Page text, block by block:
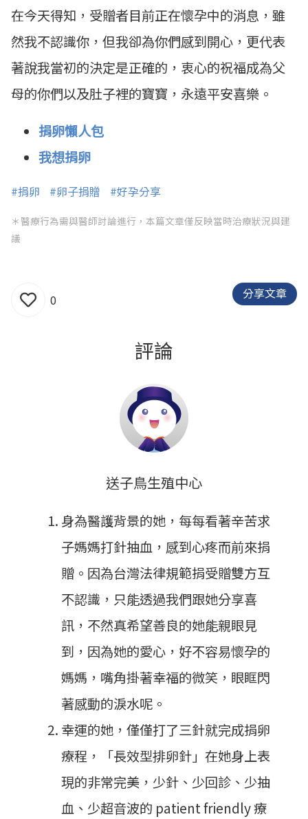
在今天得知，受贈者目前正在懷孕中的消息，雖
然我不認識你，但我卻為你們感到開心，更代表
著說我當初的決定是正確的，衷心的祝福成為父
母的你們以及肚子裡的寶寶，永遠平安喜樂。
捐卵懶人包
我想捐卵
#捐卵 #卵子捐贈 #好孕分享
＊醫療行為需與醫師討論進行，本篇文章僅反映當時治療狀況與建
議
0 分享文章
評論
送子鳥生殖中心
身為醫護背景的她，每每看著辛苦求
子媽媽打針抽血，感到心疼而前來捐
贈。因為台灣法律規範捐受贈雙方互
不認識，只能透過我們跟她分享喜
訊，不然真希望善良的她能親眼見
到，因為她的愛心，好不容易懷孕的
媽媽，嘴角掛著幸福的微笑，眼眶閃
著感動的淚水呢。
幸運的她，僅僅打了三針就完成捐卵
療程，「長效型排卵針」在她身上表
現的非常完美，少針、少回診、少抽
血、少超音波的 patient friendly 療